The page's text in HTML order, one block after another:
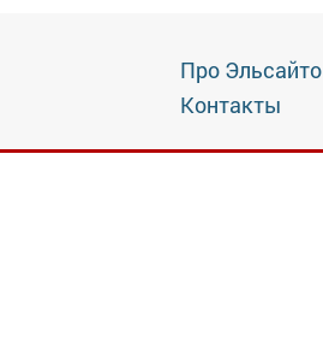
Про Эльсайто
Контакты